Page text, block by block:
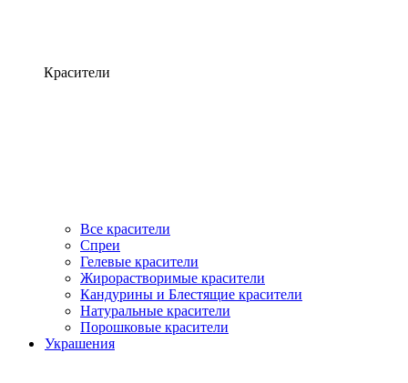
Красители
Все красители
Спреи
Гелевые красители
Жирорастворимые красители
Кандурины и Блестящие красители
Натуральные красители
Порошковые красители
Украшения